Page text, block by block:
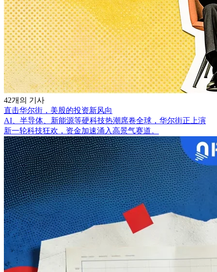
42개의 기사
直击华尔街，美股的投资新风向
AI、半导体、新能源等硬科技热潮席卷全球，华尔街正上演
新一轮科技狂欢，资金加速涌入高景气赛道。